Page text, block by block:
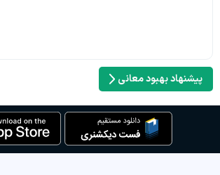
پیشنهاد بهبود معانی